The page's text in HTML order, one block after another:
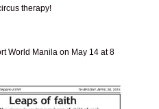
therapy!
World Manila on May 14 at 8